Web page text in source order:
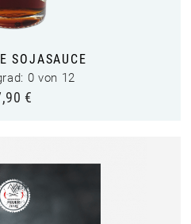
SOJASAUCE
0 von 12
€